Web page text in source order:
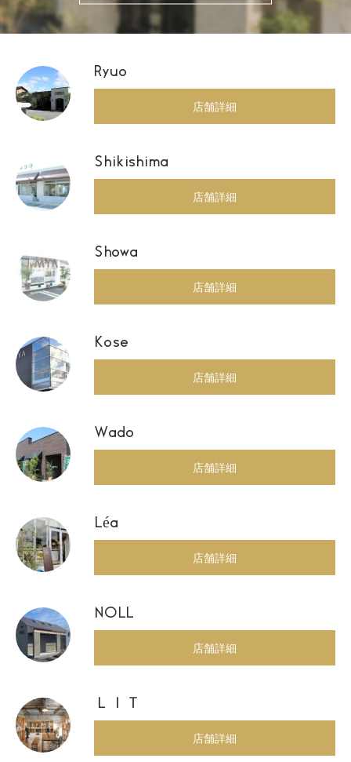
Ryuo
店舗詳細
Shikishima
店舗詳細
Showa
店舗詳細
Kose
店舗詳細
Wado
店舗詳細
Léa
店舗詳細
NOLL
店舗詳細
ＬＩＴ
店舗詳細